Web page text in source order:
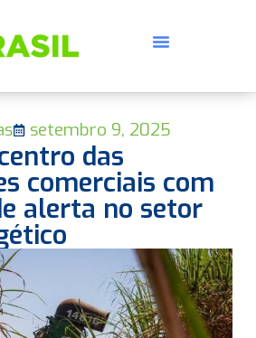
setembro 9, 2025
das
comerciais com
alerta no setor